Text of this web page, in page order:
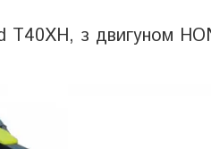
T40XH, з двигуном